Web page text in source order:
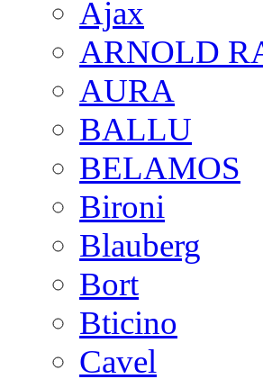
Ajax
ARNOLD
AURA
BALLU
BELAMOS
Bironi
Blauberg
Bort
Bticino
Cavel